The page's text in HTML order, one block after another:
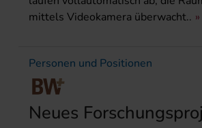
mittels Videokamera überwacht..
Personen und Positionen
Neues